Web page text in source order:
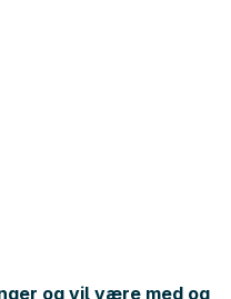
og vil være med og